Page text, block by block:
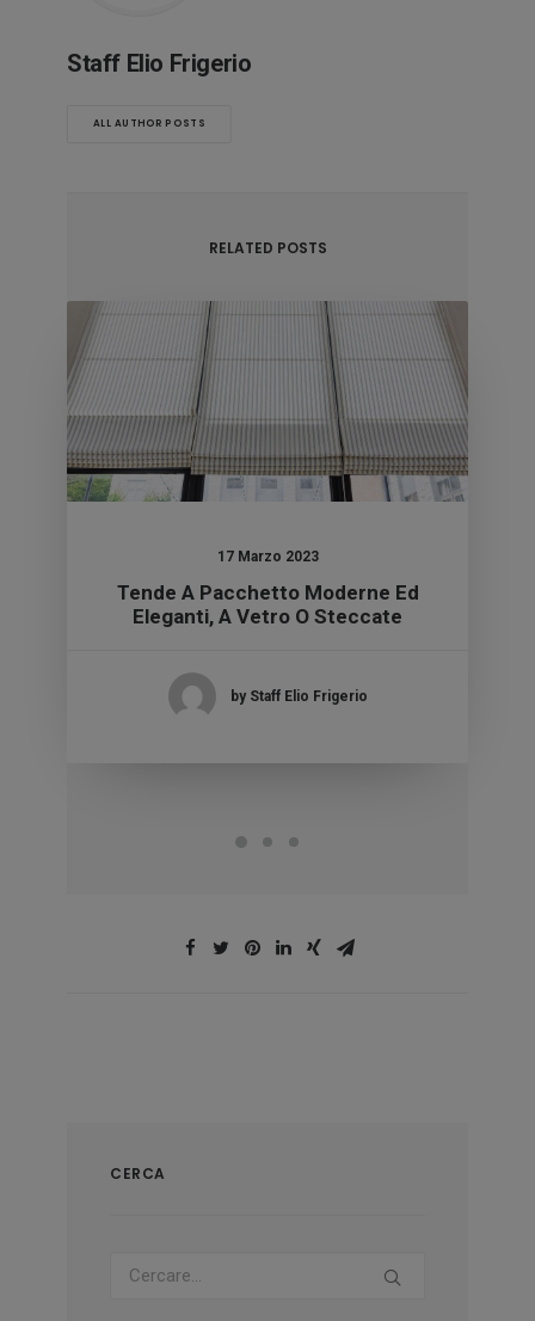
Staff Elio Frigerio
ALL AUTHOR POSTS
RELATED POSTS
17 Marzo 2023
Tende A Pacchetto Moderne Ed
Eleganti, A Vetro O Steccate
by Staff Elio Frigerio
CERCA